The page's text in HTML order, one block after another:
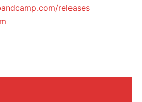
releases